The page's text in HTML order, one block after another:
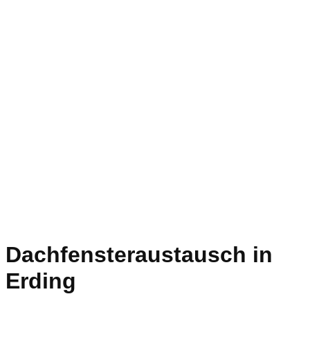
Dachfensteraustausch in
Erding